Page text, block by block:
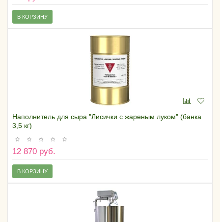
В КОРЗИНУ
Наполнитель для сыра "Лисички с жареным луком" (банка
3,5 кг)
12 870 руб.
В КОРЗИНУ